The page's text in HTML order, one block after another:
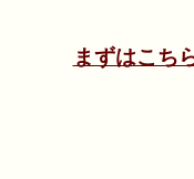
まずはこち